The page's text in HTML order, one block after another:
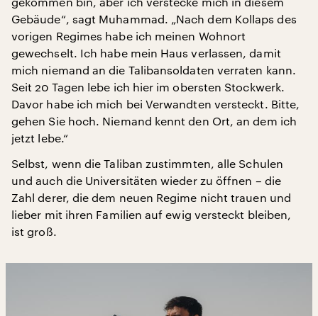
Gebäude“, sagt Muhammad. „Nach dem Kollaps des
vorigen Regimes habe ich meinen Wohnort
gewechselt. Ich habe mein Haus verlassen, damit
mich niemand an die Talibansoldaten verraten kann.
Seit 20 Tagen lebe ich hier im obersten Stockwerk.
Davor habe ich mich bei Verwandten versteckt. Bitte,
gehen Sie hoch. Niemand kennt den Ort, an dem ich
jetzt lebe.“
Selbst, wenn die Taliban zustimmten, alle Schulen
und auch die Universitäten wieder zu öffnen – die
Zahl derer, die dem neuen Regime nicht trauen und
lieber mit ihren Familien auf ewig versteckt bleiben,
ist groß.